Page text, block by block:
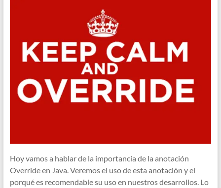
Hoy vamos a hablar de la importancia de la anotación
Override en Java. Veremos el uso de esta anotación y el
porqué es recomendable su uso en nuestros desarrollos. Lo